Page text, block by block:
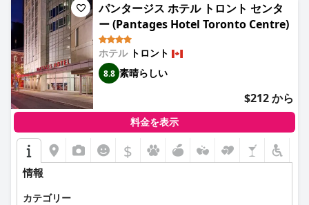
パンタージス ホテル トロント センタ
ー (Pantages Hotel Toronto Centre)
ホテル トロント
8.8 素晴らしい
$212 から
料金を表示
$
情報
カテゴリー